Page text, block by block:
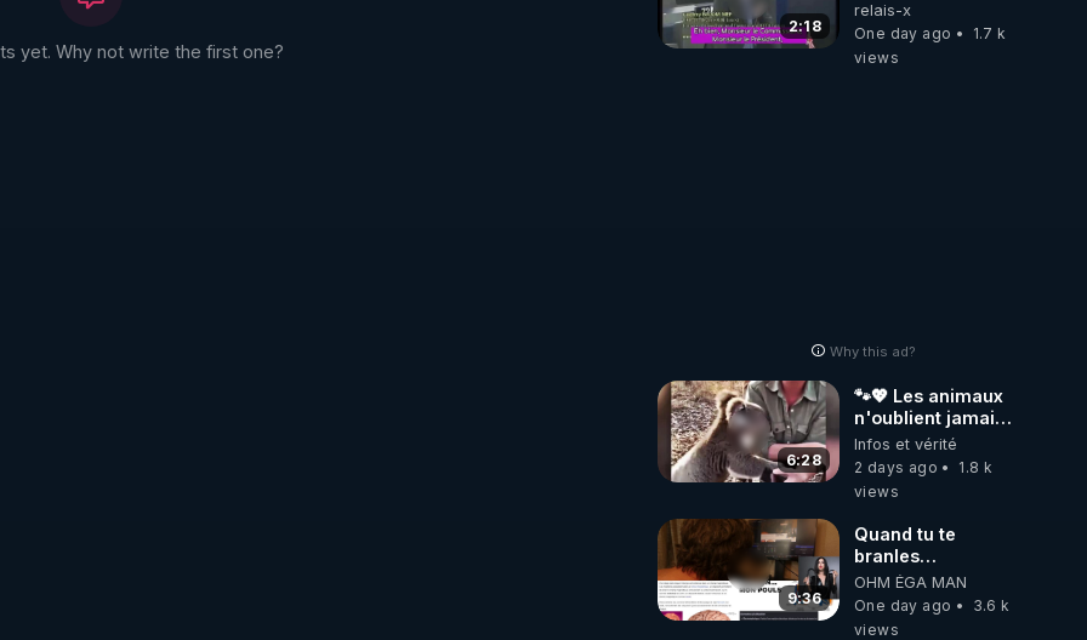
yet. Why not write the first one?
2:18
relais-x
One day ago
1.7 k
views
Why this ad?
6:28
🐾💖 Les animaux
n'oublient jamais
ceux qu'ils
aiment… 🥹❤️
Infos et vérité
2 days ago
1.8 k
views
9:36
Quand tu te
branles
bonhomme tu
émets des ondes
ils ont juste omis
OHM ÉGA MAN
One day ago
3.6 k
views